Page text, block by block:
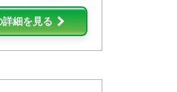
詳細を見る